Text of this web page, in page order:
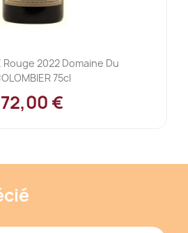
Rouge 2022 Domaine Du
75cl
72,00 €